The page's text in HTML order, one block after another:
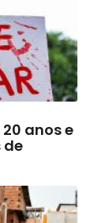
anos e
de